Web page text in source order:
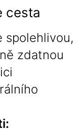
cesta
spolehlivou,
zdatnou